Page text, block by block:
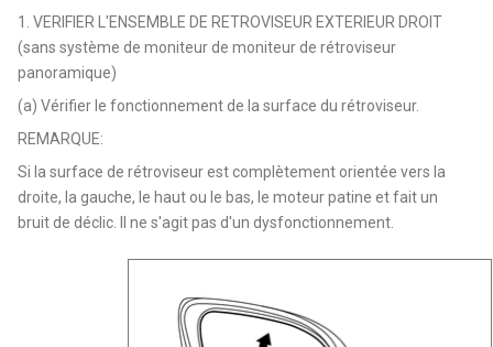
1. VERIFIER L'ENSEMBLE DE RETROVISEUR EXTERIEUR DROIT
(sans système de moniteur de moniteur de rétroviseur
panoramique)
(a) Vérifier le fonctionnement de la surface du rétroviseur.
REMARQUE:
Si la surface de rétroviseur est complètement orientée vers la
droite, la gauche, le haut ou le bas, le moteur patine et fait un
bruit de déclic. Il ne s'agit pas d'un dysfonctionnement.